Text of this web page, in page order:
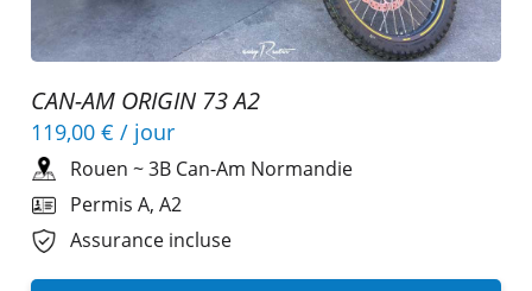
CAN-AM ORIGIN 73 A2
119,00 € / jour
Rouen ~3B Can-Am Normandie
Permis A, A2
Assurance incluse